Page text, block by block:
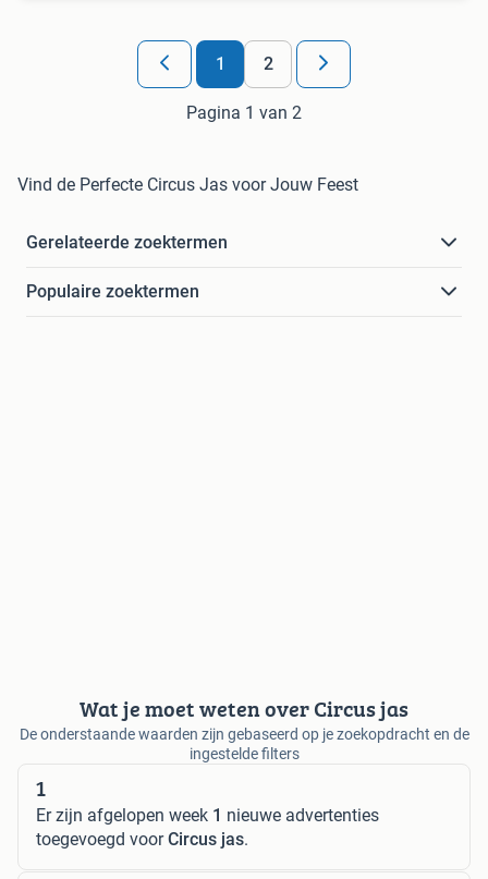
1 2
Pagina 1 van 2
Vind de Perfecte Circus Jas voor Jouw Feest
Gerelateerde zoektermen
Populaire zoektermen
Wat je moet weten over Circus jas
De onderstaande waarden zijn gebaseerd op je zoekopdracht en de
ingestelde filters
1
Er zijn afgelopen week 1 nieuwe advertenties
toegevoegd voorCircus jas.